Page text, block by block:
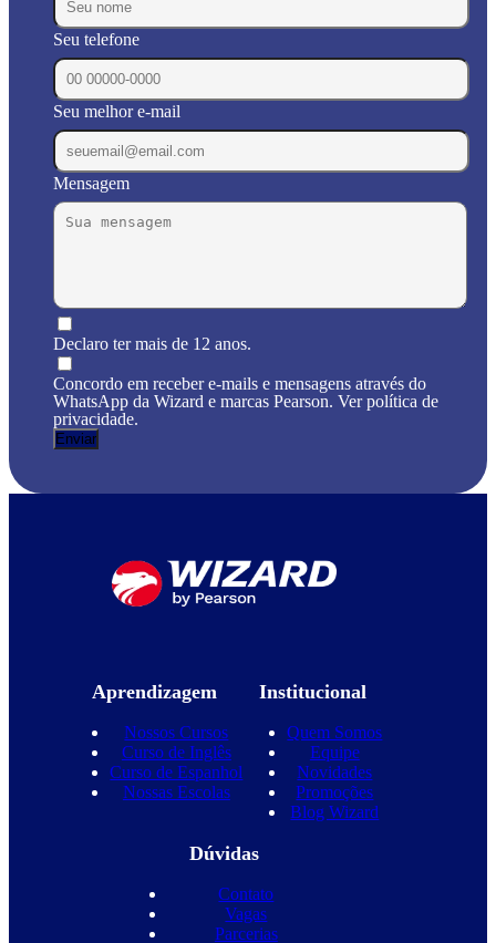
Seu telefone
Seu melhor e-mail
Mensagem
Declaro ter mais de 12 anos.
Concordo em receber e-mails e mensagens através do
WhatsApp da Wizard e marcas Pearson. Ver política de
privacidade.
Aprendizagem
Nossos Cursos
Curso de Inglês
Curso de Espanhol
Nossas Escolas
Institucional
Quem Somos
Equipe
Novidades
Promoções
Blog Wizard
Dúvidas
Contato
Vagas
Parcerias